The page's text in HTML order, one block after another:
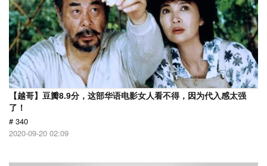
【越哥】豆瓣8.9分，这部华语电影女人看不得，因为代入感太强
了！
# 340
2020-09-20 02:09